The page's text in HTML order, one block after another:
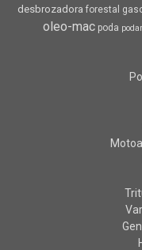
desbrozadora forestal
oleo-mac poda podar